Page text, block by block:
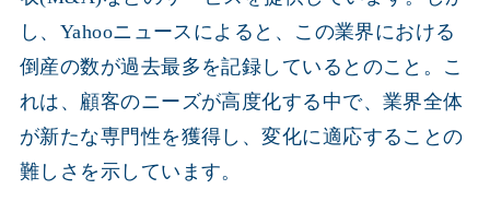
し、Yahooニュースによると、この業界における
倒産の数が過去最多を記録しているとのこと。こ
れは、顧客のニーズが高度化する中で、業界全体
が新たな専門性を獲得し、変化に適応することの
難しさを示しています。